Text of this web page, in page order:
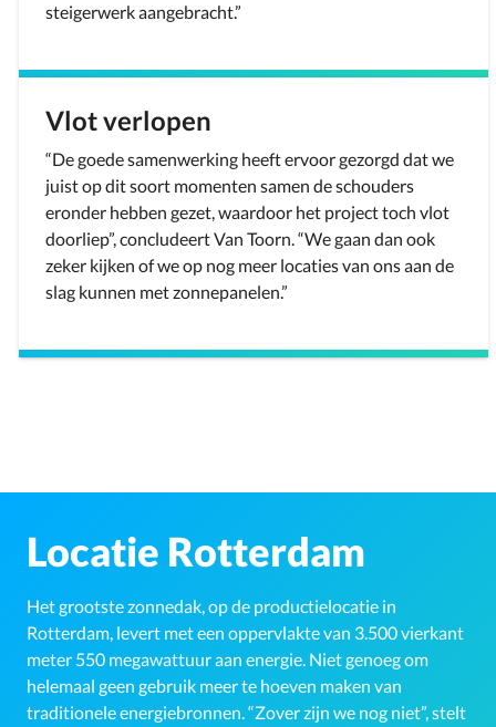
steigerwerk aangebracht.”
Vlot verlopen
“De goede samenwerking heeft ervoor gezorgd dat we
juist op dit soort momenten samen de schouders
eronder hebben gezet, waardoor het project toch vlot
doorliep”, concludeert Van Toorn. “We gaan dan ook
zeker kijken of we op nog meer locaties van ons aan de
slag kunnen met zonnepanelen.”
Locatie Rotterdam
Het grootste zonnedak, op de productielocatie in
Rotterdam, levert met een oppervlakte van 3.500 vierkant
meter 550 megawattuur aan energie. Niet genoeg om
helemaal geen gebruik meer te hoeven maken van
traditionele energiebronnen. “Zover zijn we nog niet”, stelt